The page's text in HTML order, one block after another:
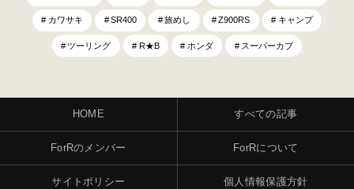
カワサキ SR400 旅めし Z900RS キャンプ
ツーリング R★B ホンダ スーパーカブ
HOME すべての記事
ForRのメンバー ForRについて
サイトポリシー 個人情報保護方針